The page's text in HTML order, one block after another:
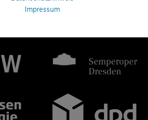
Impressum